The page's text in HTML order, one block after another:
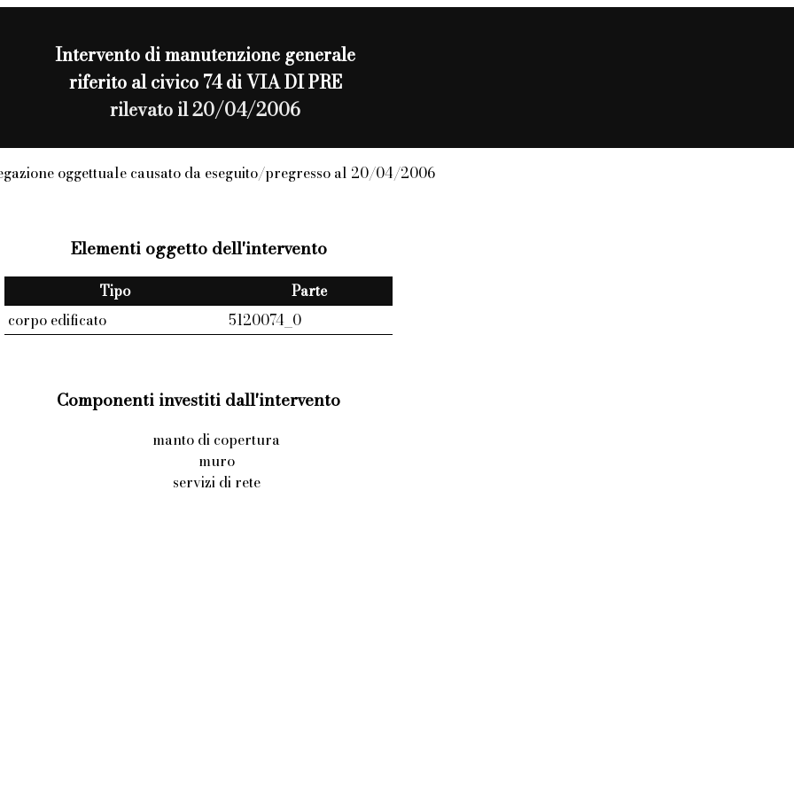
Intervento dimanutenzione generale
riferito al civico 74 di VIA DI PRE
rilevato il 20/04/2006
oggettuale causato da eseguito/pregresso al 20/04/2006
Elementi oggetto dell'intervento
Tipo
Parte
corpo edificato
5120074_0
Componenti investiti dall'intervento
manto di copertura
muro
servizi di rete